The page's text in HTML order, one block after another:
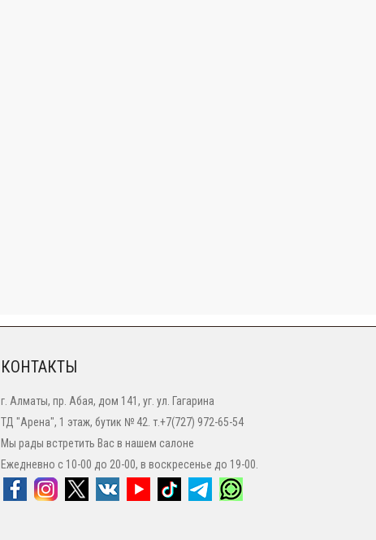
КОНТАКТЫ
г. Алматы, пр. Абая, дом 141, уг. ул. Гагарина
ТД "Арена", 1 этаж, бутик № 42. т.+7(727) 972-65-54
Мы рады встретить Вас в нашем салоне
Ежедневно с 10-00 до 20-00, в воскресенье до 19-00.